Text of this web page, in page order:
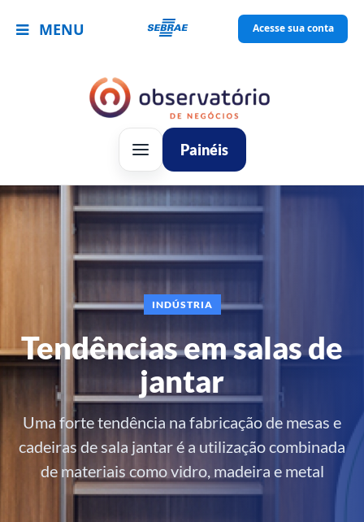
MENU Acesse sua conta
Painéis
INDÚSTRIA
Tendências em salas de
jantar
Uma forte tendência na fabricação de mesas e
cadeiras de sala jantar é a utilização combinada
de materiais como vidro, madeira e metal